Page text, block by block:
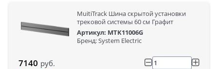
MuitiTrack Шина скрытой установки
трековой системы 60 см Графит
Артикул: MTK11006G
Бренд: System Electric
7140 руб.